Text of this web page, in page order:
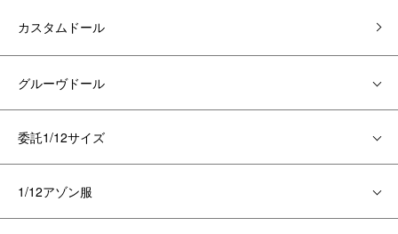
カスタムドール
グルーヴドール
委託1/12サイズ
1/12アゾン服